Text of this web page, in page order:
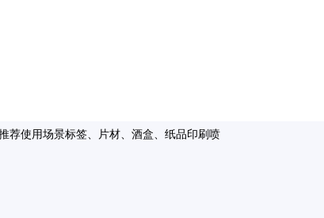
荐使用场景标签、片材、酒盒、纸品印刷喷